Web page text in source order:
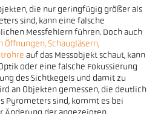
die nur geringfügig größer als
sind, kann eine falsche
Messfehlern führen. Doch auch
Schaugläsern,
auf das Messobjekt schaut, kann
oder eine falsche Fokussierung
des Sichtkegels und damit zu
an Objekten gemessen, die deutlich
Pyrometers sind, kommt es bei